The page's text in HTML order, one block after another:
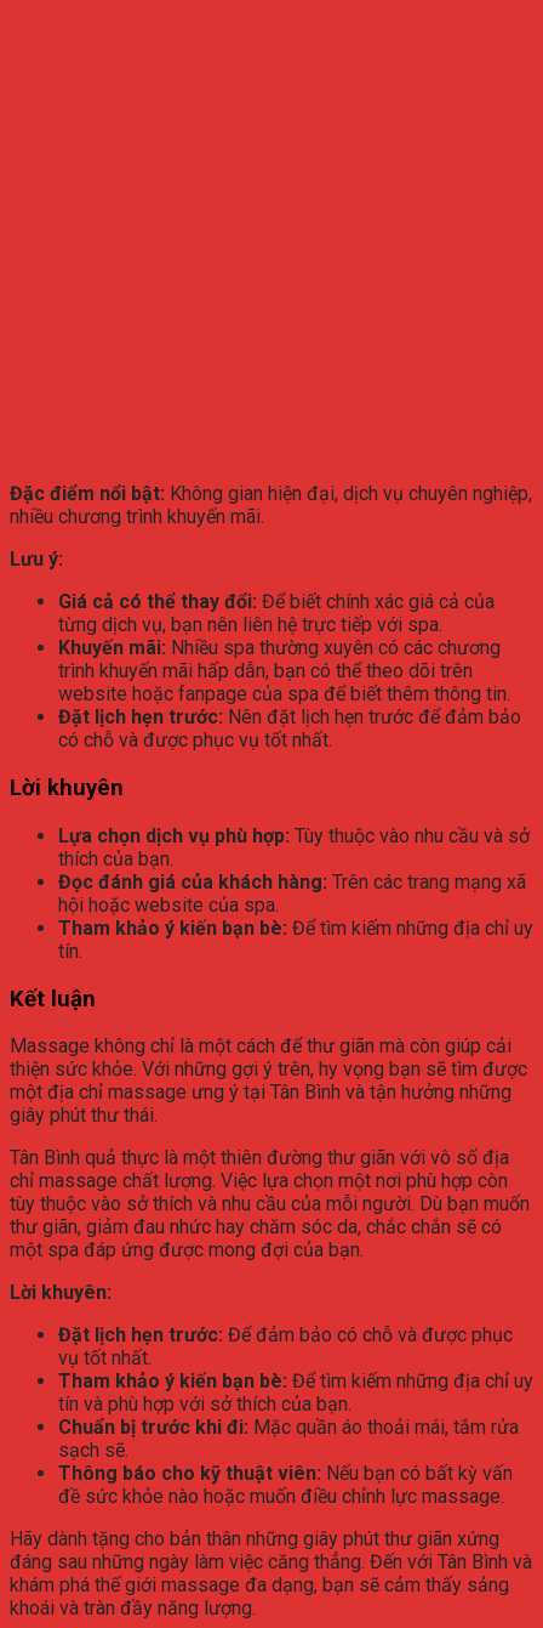
Đặc điểm nổi bật: Không gian hiện đại, dịch vụ chuyên nghiệp,
nhiều chương trình khuyến mãi.
Lưu ý:
Giá cả có thể thay đổi: Để biết chính xác giá cả của
từng dịch vụ, bạn nên liên hệ trực tiếp với spa.
Khuyến mãi: Nhiều spa thường xuyên có các chương
trình khuyến mãi hấp dẫn, bạn có thể theo dõi trên
website hoặc fanpage của spa để biết thêm thông tin.
Đặt lịch hẹn trước: Nên đặt lịch hẹn trước để đảm bảo
có chỗ và được phục vụ tốt nhất.
Lời khuyên
Lựa chọn dịch vụ phù hợp: Tùy thuộc vào nhu cầu và sở
thích của bạn.
Đọc đánh giá của khách hàng: Trên các trang mạng xã
hội hoặc website của spa.
Tham khảo ý kiến bạn bè: Để tìm kiếm những địa chỉ uy
tín.
Kết luận
Massage không chỉ là một cách để thư giãn mà còn giúp cải
thiện sức khỏe. Với những gợi ý trên, hy vọng bạn sẽ tìm được
một địa chỉ massage ưng ý tại Tân Bình và tận hưởng những
giây phút thư thái.
Tân Bình quả thực là một thiên đường thư giãn với vô số địa
chỉ massage chất lượng. Việc lựa chọn một nơi phù hợp còn
tùy thuộc vào sở thích và nhu cầu của mỗi người. Dù bạn muốn
thư giãn, giảm đau nhức hay chăm sóc da, chắc chắn sẽ có
một spa đáp ứng được mong đợi của bạn.
Lời khuyên:
Đặt lịch hẹn trước: Để đảm bảo có chỗ và được phục
vụ tốt nhất.
Tham khảo ý kiến bạn bè: Để tìm kiếm những địa chỉ uy
tín và phù hợp với sở thích của bạn.
Chuẩn bị trước khi đi: Mặc quần áo thoải mái, tắm rửa
sạch sẽ.
Thông báo cho kỹ thuật viên: Nếu bạn có bất kỳ vấn
đề sức khỏe nào hoặc muốn điều chỉnh lực massage.
Hãy dành tặng cho bản thân những giây phút thư giãn xứng
đáng sau những ngày làm việc căng thẳng. Đến với Tân Bình và
khám phá thế giới massage đa dạng, bạn sẽ cảm thấy sảng
khoái và tràn đầy năng lượng.